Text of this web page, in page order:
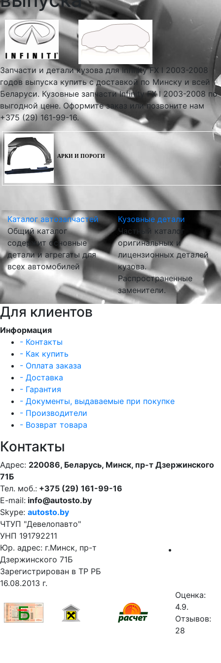
Запчасти и детали кузова для Infinity FX I 2003-2008
годов выпуска купить с доставкой по Минску и всей
Беларуси. Кузовные запчасти Infinity FX I 2003-2008 по
выгодной цене. Оформите заказ или позвоните нам
+375 (29) 161-99-16.
АРКИ И ПОРОГИ
Каталог автозапчастей
Общий каталог
содержит основные
детали и агрегаты для
всех автомобилей
Кузовные детали
Частный каталог
оригинальных и
лицензионных деталей
кузова.
Распространенные
заменители.
Для клиентов
Информация
- Контакты
- Как купить
- Оплата заказа
- Доставка
- Гарантия
- Документы, выдаваемые при покупке
- Производители
- Возврат товара
Контакты
Адрес: 220086, Беларусь, Минск, пр-т Дзержинского
71Б
Тел. моб.: +375 (29) 161-99-16
E-mail: info@autosto.by
Skype: autosto.by
ЧТУП "Девелопавто"
УНП 191792211
Юр. адрес: г.Минск, пр-т
Дзержинского 71Б
Зарегистрирован в ТР РБ
16.08.2013 г.
Оценка:
4.9.
Отзывов:
28